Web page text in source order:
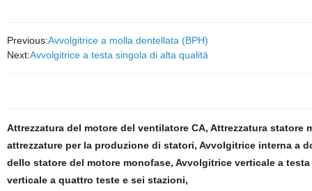
Previous:Avvolgitrice a molla dentellata (BPH)
Next:Avvolgitrice a testa singola di alta qualità
Attrezzatura del motore del ventilatore CA, Attrezzatura statore
attrezzature per la produzione di statori, Avvolgitrice interna a
dello statore del motore monofase, Avvolgitrice verticale a
verticale a quattro teste e sei stazioni,